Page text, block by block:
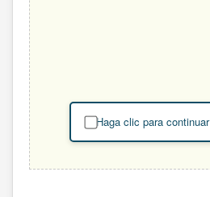
Haga clic para continuar